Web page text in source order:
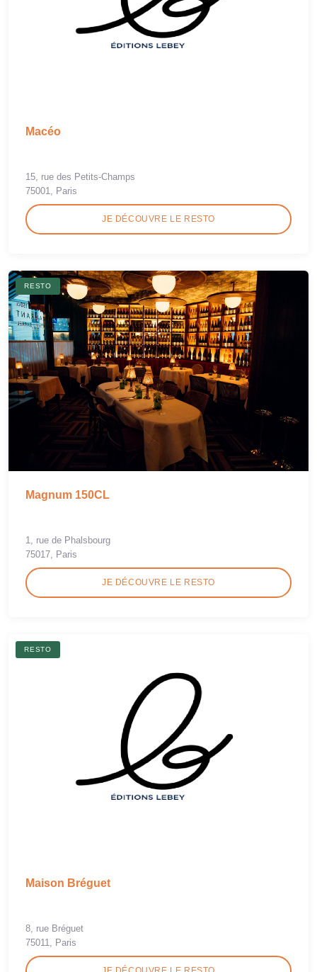
Macéo
15, rue des Petits-Champs
75001, Paris
JE DÉCOUVRE LE RESTO
RESTO
Magnum 150CL
1, rue de Phalsbourg
75017, Paris
JE DÉCOUVRE LE RESTO
RESTO
Maison Bréguet
8, rue Bréguet
75011, Paris